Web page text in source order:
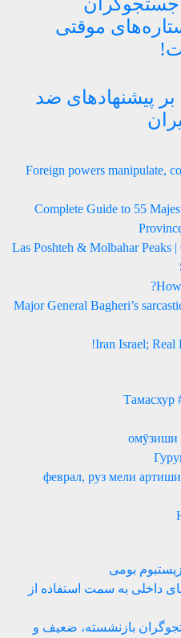
موقتی
بر پیشنهادهای ضد
Foreign powers manipulate,
Complete Guide to 55
Las Poshteh & Molbahar Peaks
Major General Bagheri’s
Iran Israel; Real
Тамасхур
омӯзиши
23 феврал, руз мели
بومی
داخلی به سمت استفاده از
بازنشسته، ضعیف و